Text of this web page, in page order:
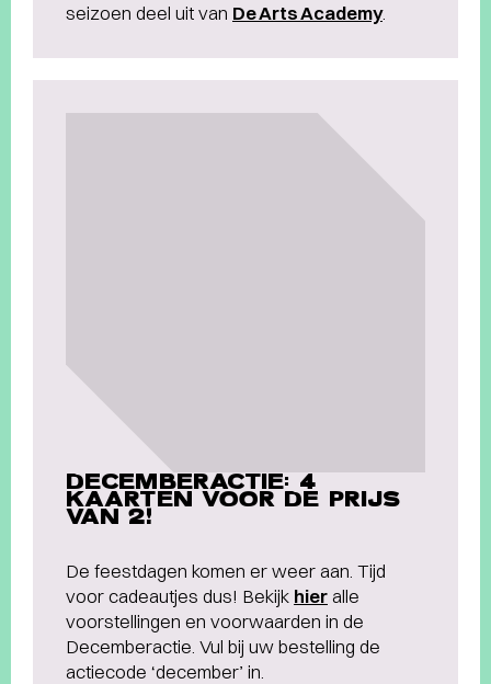
seizoen deel uit van De Arts Academy.
DECEMBERACTIE: 4
KAARTEN VOOR DE PRIJS
VAN 2!
De feestdagen komen er weer aan. Tijd
voor cadeautjes dus! Bekijk hieralle
voorstellingen en voorwaarden in de
Decemberactie. Vul bij uw bestelling de
actiecode ‘december’ in.